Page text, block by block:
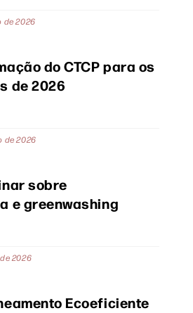
de 2026
do CTCP para os
de 2026
de 2026
sobre
e greenwashing
2026
Ecoeficiente